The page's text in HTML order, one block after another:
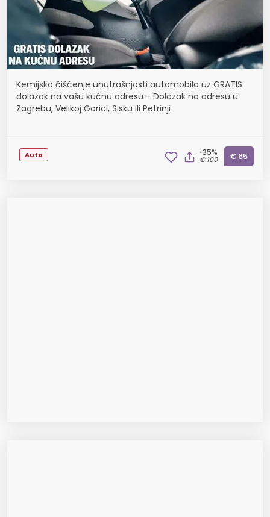
Kemijsko čišćenje unutrašnjosti automobila uz GRATIS
dolazak na vašu kućnu adresu - Dolazak na adresu u
Zagrebu, Velikoj Gorici, Sisku ili Petrinji
Auto -35%
€ 100 € 65